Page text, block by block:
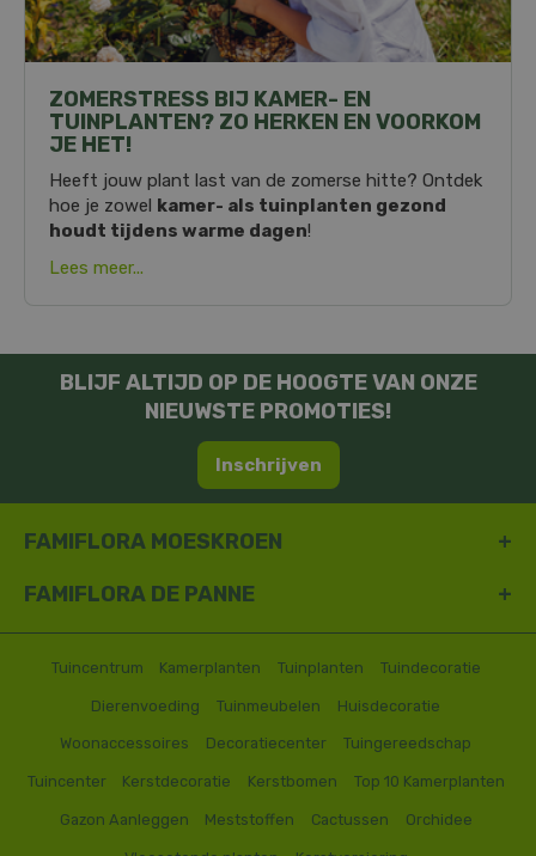
ZOMERSTRESS BIJ KAMER- EN
TUINPLANTEN? ZO HERKEN EN VOORKOM
JE HET!
Heeft jouw plant last van de zomerse hitte? Ontdek
hoe je zowel kamer- als tuinplanten gezond
houdt tijdens warme dagen!
Lees meer...
BLIJF ALTIJD OP DE HOOGTE VAN ONZE
NIEUWSTE PROMOTIES!
Inschrijven
FAMIFLORA MOESKROEN
FAMIFLORA DE PANNE
Tuincentrum Kamerplanten Tuinplanten Tuindecoratie
Dierenvoeding Tuinmeubelen Huisdecoratie
Woonaccessoires Decoratiecenter Tuingereedschap
Tuincenter Kerstdecoratie Kerstbomen Top 10 Kamerplanten
Gazon Aanleggen Meststoffen Cactussen Orchidee